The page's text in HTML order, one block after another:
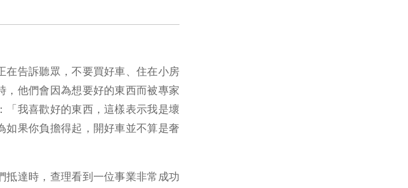
在告訴聽眾，不要買好車、住在小房
，他們會因為想要好的東西而被專家
「我喜歡好的東西，這樣表示我是壞
如果你負擔得起，開好車並不算是奢
抵達時，查理看到一位事業非常成功